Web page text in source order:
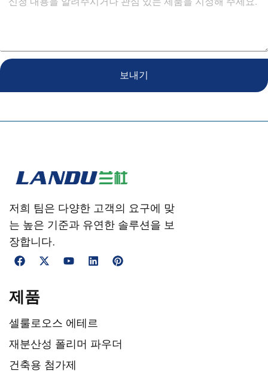
보내기
저희 팀은 다양한 고객의 요구에 맞
는 높은 기준과 유연한 솔루션을 보
장합니다.
제품
셀룰로오스 에테르
재분산성 폴리머 파우더
건축용 첨가제